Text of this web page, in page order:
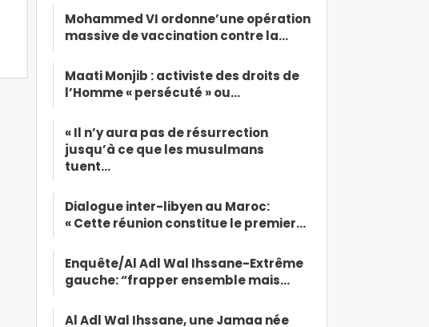
Mohammed VI ordonne’une opération
massive de vaccination contre la…
Maati Monjib : activiste des droits de
l’Homme « persécuté » ou…
« Il n’y aura pas de résurrection
jusqu’à ce que les musulmans
tuent…
Dialogue inter-libyen au Maroc:
« Cette réunion constitue le premier…
Enquête/Al Adl Wal Ihssane-Extrême
gauche: “frapper ensemble mais…
Al Adl Wal Ihssane, une Jamaa née